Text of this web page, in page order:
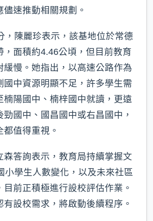
速推動相關規劃。
，陳麗珍表示，該基地位於常德
，面積約4.46公頃，但目前教育
緩慢。她指出，以高速公路作為
國中資源明顯不足，許多學生需
楠陽國中、楠梓國中就讀，更遠
國中、國昌國中或右昌國中，
值得重視。
森答詢表示，教育局持續掌握文
小學生人數變化，以及未來社區
目前正積極進行設校評估作業。
設校需求，將啟動後續程序。